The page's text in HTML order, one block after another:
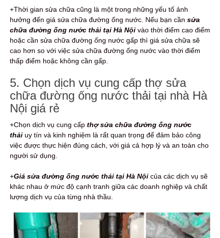
+Thời gian sửa chữa cũng là một trong những yếu tố ảnh
hưởng đến giá sửa chữa đường ống nước. Nếu bạn cần sửa
chữa đường ống nước thải tại Hà Nội vào thời điểm cao điểm
hoặc cần sửa chữa đường ống nước gấp thì giá sửa chữa sẽ
cao hơn so với việc sửa chữa đường ống nước vào thời điểm
thấp điểm hoặc không cần gấp.
5. Chọn dịch vụ cung cấp thợ sửa
chữa đường ống nước thải tại nhà Hà
Nội giá rẻ
+Chọn dịch vụ cung cấp thợ sửa chữa đường ống nước
thải uy tín và kinh nghiệm là rất quan trọng để đảm bảo công
việc được thực hiện đúng cách, với giá cả hợp lý và an toàn cho
người sử dụng.
+Giá sửa đường ống nước thải tại Hà Nội của các dịch vụ sẽ
khác nhau ở mức độ cạnh tranh giữa các doanh nghiệp và chất
lượng dịch vụ của từng nhà thầu.